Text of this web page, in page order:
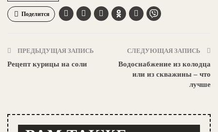
Поделится
ПРЕДЫДУЩАЯ ЗАПИСЬ
Рецепт курицы на соли
СЛЕДУЮЩАЯ ЗАПИСЬ
Водоснабжение из колодца
или из скважины – что
лучше